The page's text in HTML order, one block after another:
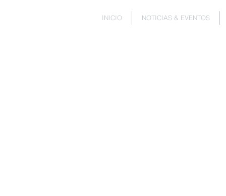
INICIO NOTICIAS & EVENTOS